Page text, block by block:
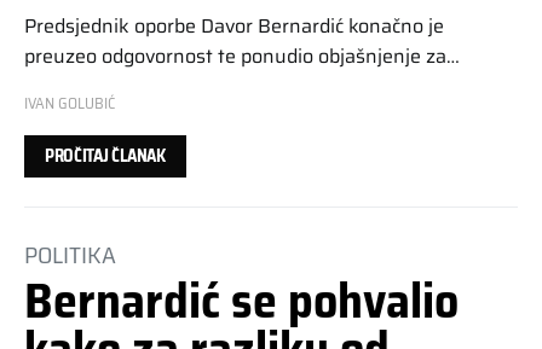
Predsjednik oporbe Davor Bernardić konačno je
preuzeo odgovornost te ponudio objašnjenje za…
IVAN GOLUBIĆ
PROČITAJ ČLANAK
POLITIKA
Bernardić se pohvalio